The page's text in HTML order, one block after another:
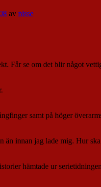
av nisse
Får se om det blir något
samt på höger
än innan jag lade mig. Hur
hämtade ur